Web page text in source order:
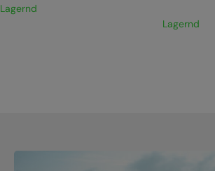
Lagernd
Lagernd